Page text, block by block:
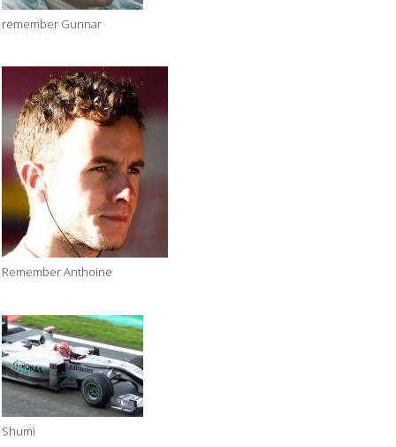
remember Gunnar
Remember Anthoine
Shumi